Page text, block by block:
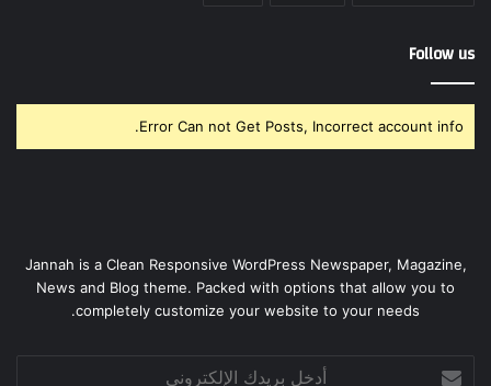
Follow us
Error Can not Get Posts, Incorrect account info.
Jannah is a Clean Responsive WordPress Newspaper, Magazine,
News and Blog theme. Packed with options that allow you to
completely customize your website to your needs.